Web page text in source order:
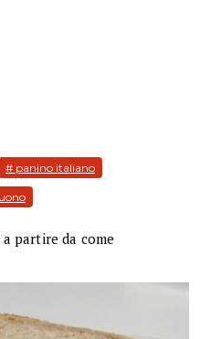
# panino italiano
partire da come